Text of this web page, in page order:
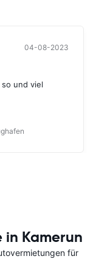
04-08-2023
und viel
Kamerun
für